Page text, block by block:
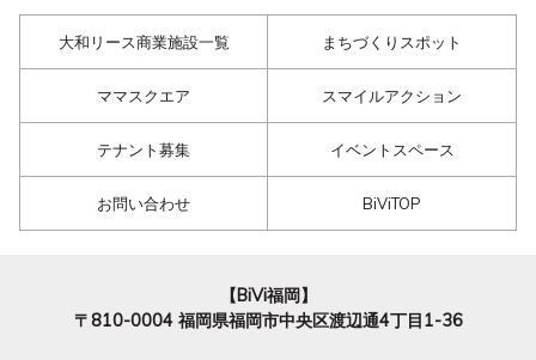
大和リース商業施設一覧 まちづくりスポット
ママスクエア スマイルアクション
テナント募集 イベントスペース
お問い合わせ BiViTOP
【BiVi福岡】
〒810-0004 福岡県福岡市中央区渡辺通4丁目1-36